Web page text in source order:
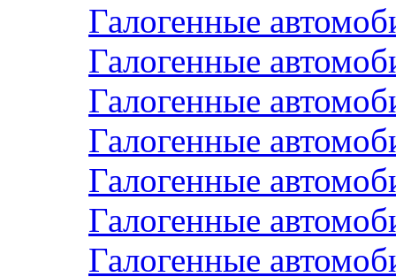
Галогенные
Галогенные
Галогенные
Галогенные
Галогенные
Галогенные
Галогенные